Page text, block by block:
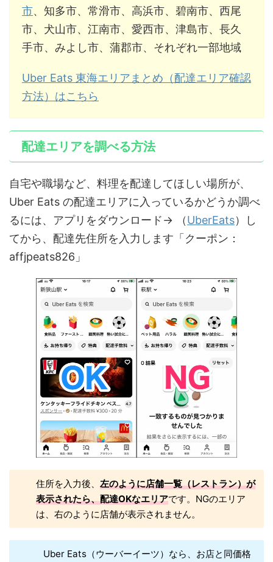
市、知多市、常滑市、高浜市、碧南市、西尾
市、犬山市、江南市、愛西市、津島市、長久
手市、みよし市、蒲郡市、それぞれ一部地域
Uber Eats 東海エリアまとめ（配達エリア確認
方法）はこちら
配達エリアを調べる方法
自宅や職場など、料理を配達してほしい場所が、
Uber Eats の配達エリアに入っているかどうか調べ
るには、アプリをダウンロード→ （UberEats）し
てから、配達先住所を入力します「クーポン：
affjpeats826」
住所を入力後、左のように店舗一覧（レストラン）が
表示されたら、配達OKなエリアです。NGのエリア
は、右のように店舗が表示されません。
Uber Eats（ウーバーイーツ）なら、お店と同価格